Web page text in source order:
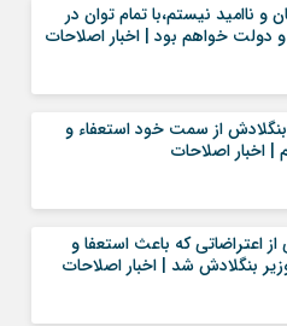
ناامید نیستم،با تمام توان در
دولت خواهم بود | اخبار اصلاحات
از سمت خود استعفاء و
| اخبار اصلاحات
اعتراضاتی که باعث استعفا و
بنگلادش شد | اخبار اصلاحات